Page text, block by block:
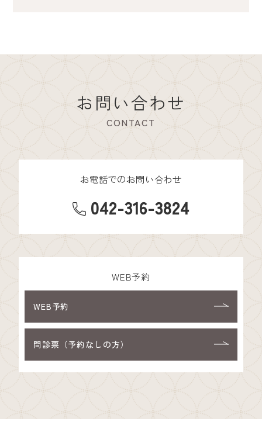
お問い合わせ
CONTACT
お電話でのお問い合わせ
042-316-3824
WEB予約
WEB予約
問診票（予約なしの方）